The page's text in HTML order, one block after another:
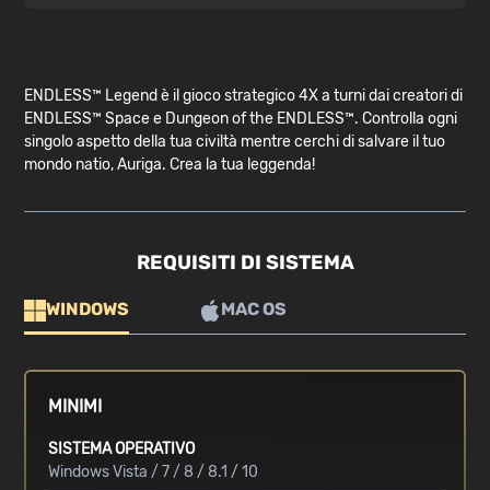
ENDLESS™ Legend è il gioco strategico 4X a turni dai creatori di
ENDLESS™ Space e Dungeon of the ENDLESS™. Controlla ogni
singolo aspetto della tua civiltà mentre cerchi di salvare il tuo
mondo natio, Auriga. Crea la tua leggenda!
REQUISITI DI SISTEMA
WINDOWS MAC OS
MINIMI
SISTEMA OPERATIVO
Windows Vista / 7 / 8 / 8.1 / 10